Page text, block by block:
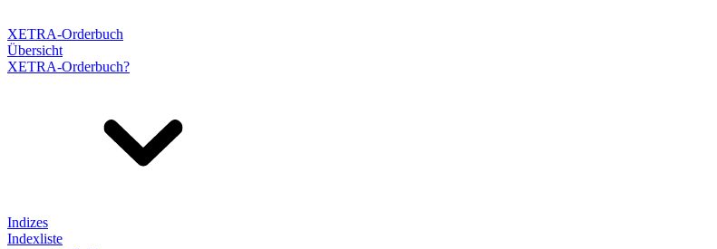
XETRA-Orderbuch
Übersicht
XETRA-Orderbuch?
Indizes
Indexliste